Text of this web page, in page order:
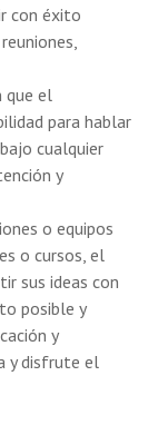
con éxito
que el
para hablar
cualquier
y
o equipos
o cursos, el
sus ideas con
posible y
y
y disfrute el